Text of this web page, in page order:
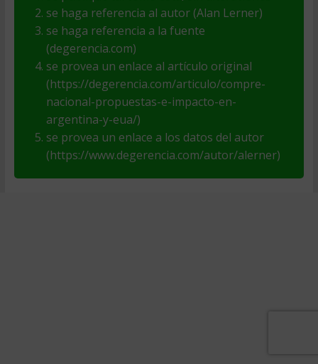
se haga referencia al autor (Alan Lerner)
se haga referencia a la fuente
(degerencia.com)
se provea un enlace al artículo original
(https://degerencia.com/articulo/compre-
nacional-propuestas-e-impacto-en-
argentina-y-eua/)
se provea un enlace a los datos del autor
(https://www.degerencia.com/autor/alerner)